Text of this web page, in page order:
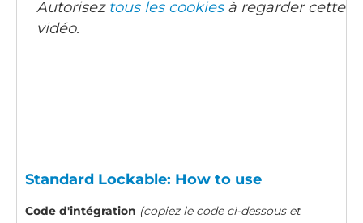
Autorisez tous les cookiesà regarder cette
vidéo.
Standard Lockable: How to use
Code d'intégration (copiez le code ci-dessous et